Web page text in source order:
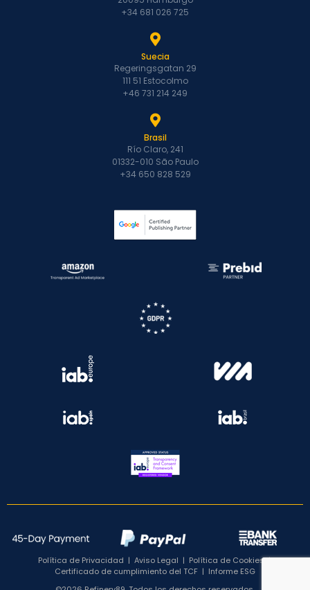
+34 681 026 725
Suecia
Regeringsgatan 29
111 51 Estocolmo
+46 731 214 249
Brasil
Río Claro, 241
01332-010 São Paulo
+34 650 828 529
Política de Privacidad | Aviso Legal | Política de Cookies|
Certificado de cumplimiento del TCF | Informe ESG